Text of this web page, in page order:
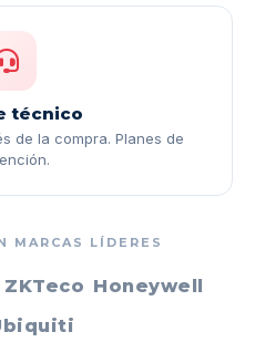
técnico
de la compra. Planes de
MARCAS LÍDERES
ZKTeco Honeywell